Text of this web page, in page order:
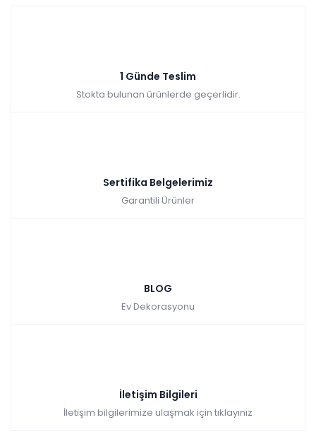
1 Günde Teslim
Stokta bulunan ürünlerde geçerlidir.
Sertifika Belgelerimiz
Garantili Ürünler
BLOG
Ev Dekorasyonu
İletişim Bilgileri
İletişim bilgilerimize ulaşmak için tıklayınız